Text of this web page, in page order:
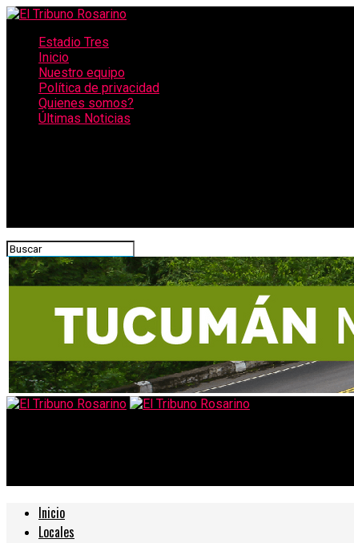
Estadio Tres
Inicio
Nuestro equipo
Política de privacidad
Quienes somos?
Últimas Noticias
Inicio
Locales